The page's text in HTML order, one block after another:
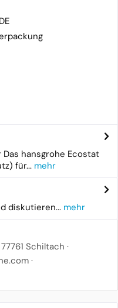
hansgrohe Ecostat
für... mehr
diskutieren... mehr
Schiltach ·
·